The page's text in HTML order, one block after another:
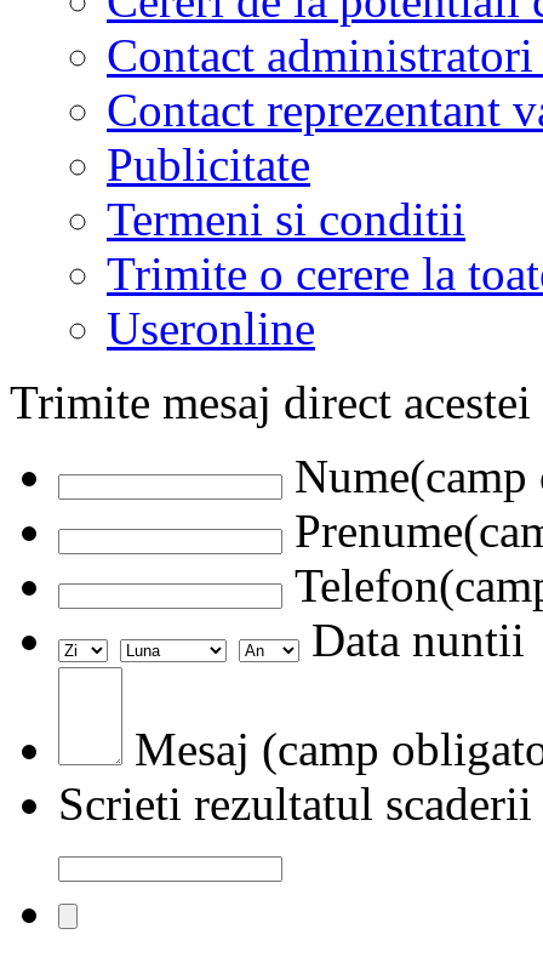
Contact
Contact reprezentant
Publicitate
Termeni si conditii
Trimite o cerere la
Useronline
Trimite mesaj direct
Data nuntii
Mesaj (camp
Scrieti rezultatul scaderii